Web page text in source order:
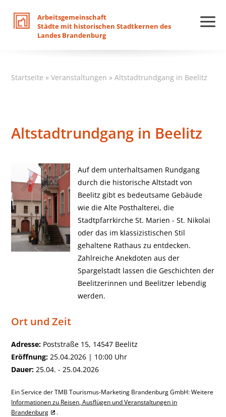
Arbeitsgemeinschaft
Städte mit historischen Stadtkernen des
Landes Brandenburg
Startseite »Veranstaltungen »Altstadtrundgang in Beelitz
Altstadtrundgang in Beelitz
Auf dem unterhaltsamen Rundgang
durch die historische Altstadt von
Beelitz gibt es bedeutsame Gebäude
wie die Alte Posthalterei, die
Stadtpfarrkirche St. Marien - St. Nikolai
oder das im klassizistischen Stil
gehaltene Rathaus zu entdecken.
Zahlreiche Anekdoten aus der
Spargelstadt lassen die Geschichten der
Beelitzerinnen und Beelitzer lebendig
werden.
Ort und Zeit
Adresse: Poststraße 15, 14547 Beelitz
Eröffnung: 25.04.2026 | 10:00 Uhr
Dauer: 25.04. - 25.04.2026
Ein Service der TMB Tourismus-Marketing Brandenburg GmbH: Weitere
Informationen zu Reisen, Ausflügen und Veranstaltungen in
Brandenburg
.